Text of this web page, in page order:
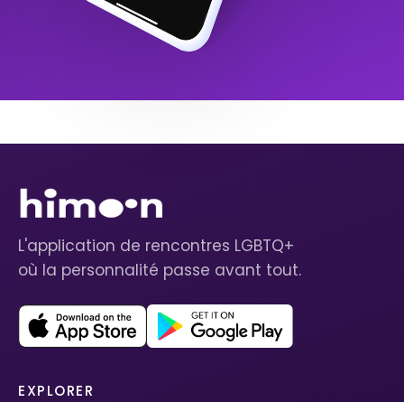
L'application de rencontres LGBTQ+
où la personnalité passe avant tout.
EXPLORER